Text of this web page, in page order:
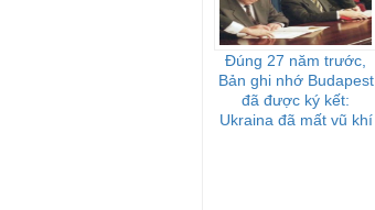
Đúng 27 năm trước,
Bản ghi nhớ Budapest
đã được ký kết:
Ukraina đã mất vũ khí